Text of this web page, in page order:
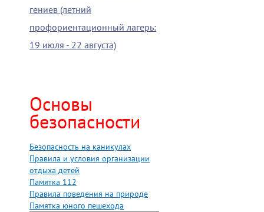
гениев (летний
профориентационный лагерь:
19 июля - 22 августа)
Основы
безопасности
Безопасность на каникулах
Правила и условия организации
отдыха детей
Памятка 112
Правила поведения на природе
Памятка юного пешехода